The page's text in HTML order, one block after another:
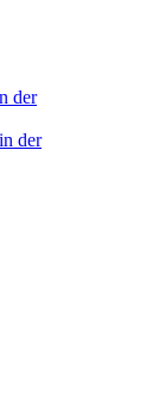
der
der